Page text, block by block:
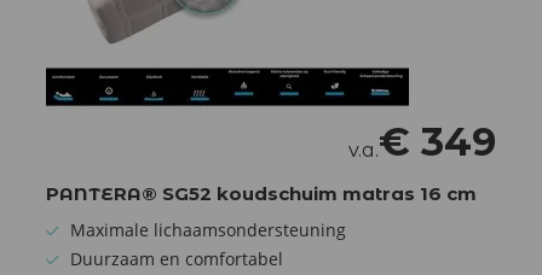
v.a.€ 349
PANTERA® SG52 koudschuim matras 16 cm
Maximale lichaamsondersteuning
Duurzaam en comfortabel